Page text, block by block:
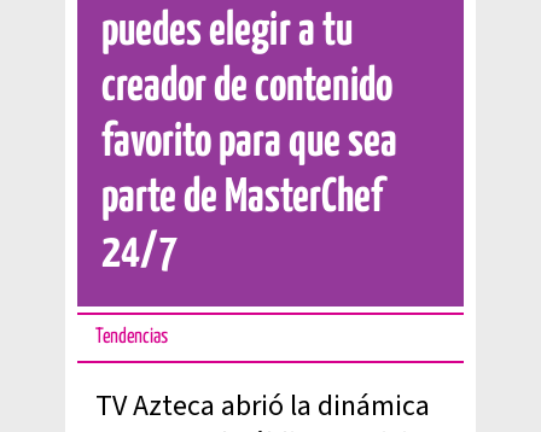
puedes elegir a tu
creador de contenido
favorito para que sea
parte de MasterChef
24/7
Tendencias
TV Azteca abrió la dinámica